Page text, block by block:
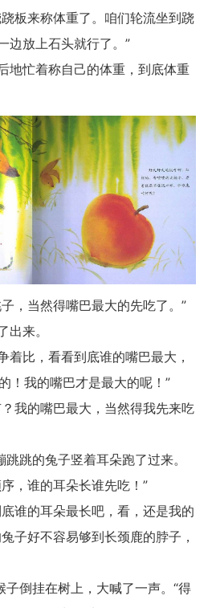
来称体重了。咱们轮流坐到跷
边放上石头就行了。”
忙着称自己的体重，到底体重
当然得嘴巴最大的先吃了。”
来。
比，看看到底谁的嘴巴最大，
！我的嘴巴才是最大的呢！”
的嘴巴最大，当然得我先来吃
跳的兔子竖着耳朵跑了过来。
，谁的耳朵长谁先吃！”
的耳朵最长吧，看，还是我的
子好不容易够到长颈鹿的脖子，
倒挂在树上，大喊了一声。“得